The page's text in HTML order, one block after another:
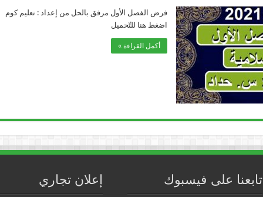
فرض الفصل الأول مرفق بالحل من إعداد : تعليم كوم
اضغط هنا للتّحميل
أكمل القراءة »
تابعنا على فيسبوك إعلان تجاري